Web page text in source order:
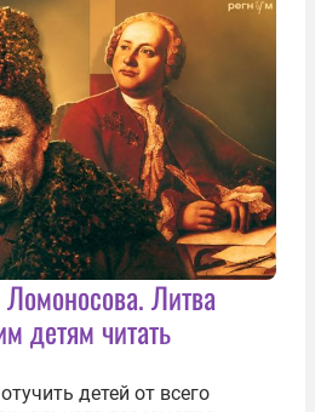
Литва
детям читать
детей от всего